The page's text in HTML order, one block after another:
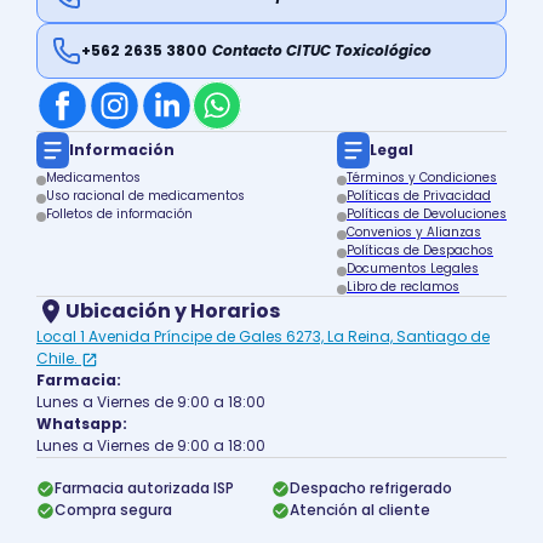
+562 2635 3800 Contacto CITUC Toxicológico
Información
Medicamentos
Uso racional de medicamentos
Folletos de información
Legal
Términos y Condiciones
Políticas de Privacidad
Políticas de Devoluciones
Convenios y Alianzas
Políticas de Despachos
Documentos Legales
Libro de reclamos
Ubicación y Horarios
Local 1 Avenida Príncipe de Gales 6273, La Reina, Santiago de
Chile.
Farmacia:
Lunes a Viernes de 9:00 a 18:00
Whatsapp:
Lunes a Viernes de 9:00 a 18:00
Farmacia autorizada ISP
Despacho refrigerado
Compra segura
Atención al cliente